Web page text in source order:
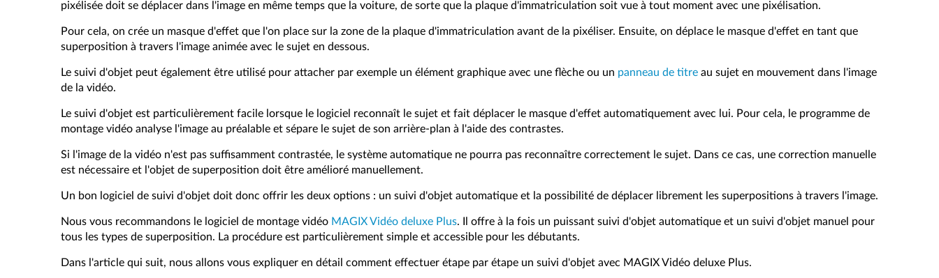
pixélisée doit se déplacer dans l'image en même temps que la voiture, de sorte que la plaque d'immatriculation soit vue à tout moment avec une pixélisation.
Pour cela, on crée un masque d'effet que l'on place sur la zone de la plaque d'immatriculation avant de la pixéliser. Ensuite, on déplace le masque d'effet en tant que
superposition à travers l'image animée avec le sujet en dessous.
Le suivi d'objet peut également être utilisé pour attacher par exemple un élément graphique avec une flèche ou un panneau de titre au sujet en mouvement dans l'image
de la vidéo.
Le suivi d'objet est particulièrement facile lorsque le logiciel reconnaît le sujet et fait déplacer le masque d'effet automatiquement avec lui. Pour cela, le programme de
montage vidéo analyse l'image au préalable et sépare le sujet de son arrière-plan à l'aide des contrastes.
Si l'image de la vidéo n'est pas suffisamment contrastée, le système automatique ne pourra pas reconnaître correctement le sujet. Dans ce cas, une correction manuelle
est nécessaire et l'objet de superposition doit être amélioré manuellement.
Un bon logiciel de suivi d'objet doit donc offrir les deux options : un suivi d'objet automatique et la possibilité de déplacer librement les superpositions à travers l'image.
Nous vous recommandons le logiciel de montage vidéo MAGIX Vidéo deluxe Plus. Il offre à la fois un puissant suivi d'objet automatique et un suivi d'objet manuel pour
tous les types de superposition. La procédure est particulièrement simple et accessible pour les débutants.
Dans l'article qui suit, nous allons vous expliquer en détail comment effectuer étape par étape un suivi d'objet avec MAGIX Vidéo deluxe Plus.